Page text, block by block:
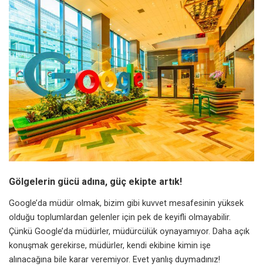
Gölgelerin gücü adına, güç ekipte artık!
Google’da müdür olmak, bizim gibi kuvvet mesafesinin yüksek
olduğu toplumlardan gelenler için pek de keyifli olmayabilir.
Çünkü Google’da müdürler, müdürcülük oynayamıyor. Daha açık
konuşmak gerekirse, müdürler, kendi ekibine kimin işe
alınacağına bile karar veremiyor. Evet yanlış duymadınız!